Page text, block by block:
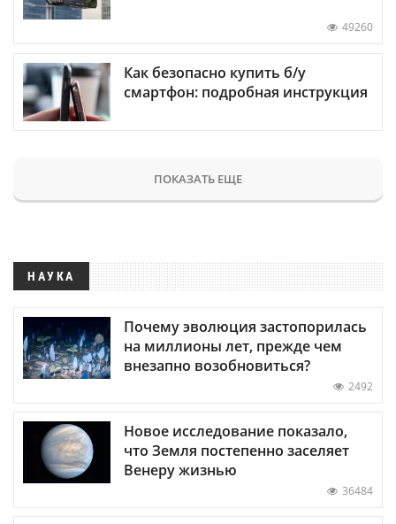
49260
Как безопасно купить б/у
смартфон: подробная инструкция
ПОКАЗАТЬ ЕЩЕ
НАУКА
Почему эволюция застопорилась
на миллионы лет, прежде чем
внезапно возобновиться?
2492
Новое исследование показало,
что Земля постепенно заселяет
Венеру жизнью
36484